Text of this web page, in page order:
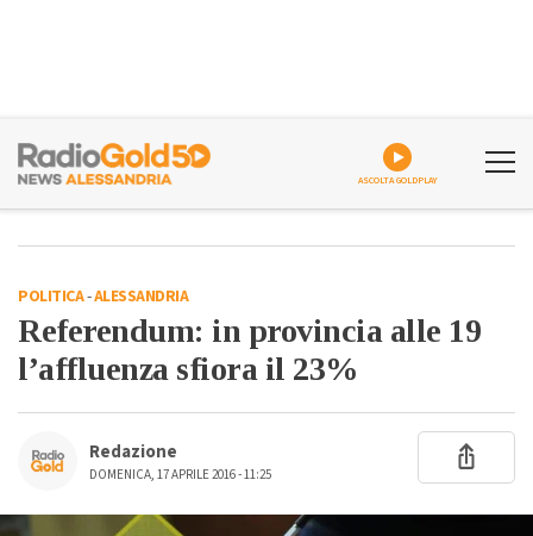
ASCOLTA GOLDPLAY
POLITICA-ALESSANDRIA
Referendum: in provincia alle 19
l’affluenza sfiora il 23%
Redazione
DOMENICA, 17 APRILE 2016 - 11:25